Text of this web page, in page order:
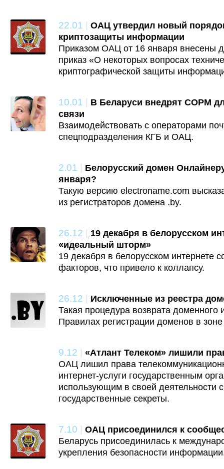
22.01 | ОАЦ утвердил новый
криптозащиты информации
Приказом ОАЦ от 16 января внесены
приказ «О некоторых вопросах
криптографической защиты
10.01 | В Беларуси внедрят СОРМ
связи
Взаимодействовать с операторами
спецподразделения КГБ и ОАЦ.
2.01 | Белорусский домен
января?
Такую версию electroname.com
из регистраторов домена .by.
26.12 | 19 декабря в белорусском
«идеальный шторм»
19 декабря в белорусском интернете
факторов, что привело к коллапсу.
26.12 | Исключенные из реестра
Такая процедура возврата доменного
Правилах регистрации доменов в зоне
9.12 | «Атлант Телеком» лишили
ОАЦ лишил права
интернет-услуги государственным
использующим в своей деятельности
государственные секреты.
7.10 | ОАЦ присоединился к
Беларусь присоединилась к
укрепления безопасности